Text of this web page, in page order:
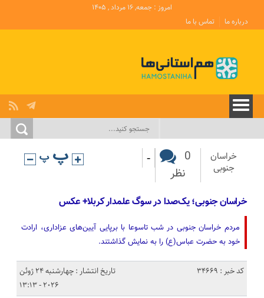
امروز : جمعه, ۱۶ مرداد , ۱۴۰۵
درباره ما
تماس با ما
خراسان
جنوبی
0
نظر
-
خراسان جنوبی؛ یک‌صدا در سوگ علمدار کربلا+ عکس
مردم خراسان جنوبی در شب تاسوعا با برپایی آیین‌های عزاداری، ارادت
خود به حضرت عباس(ع) را به نمایش گذاشتند.
کد خبر : 34669
تاریخ انتشار : چهارشنبه 24 ژوئن
2026 - 13:13